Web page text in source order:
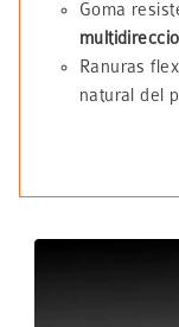
Goma
Ranuras
natural del